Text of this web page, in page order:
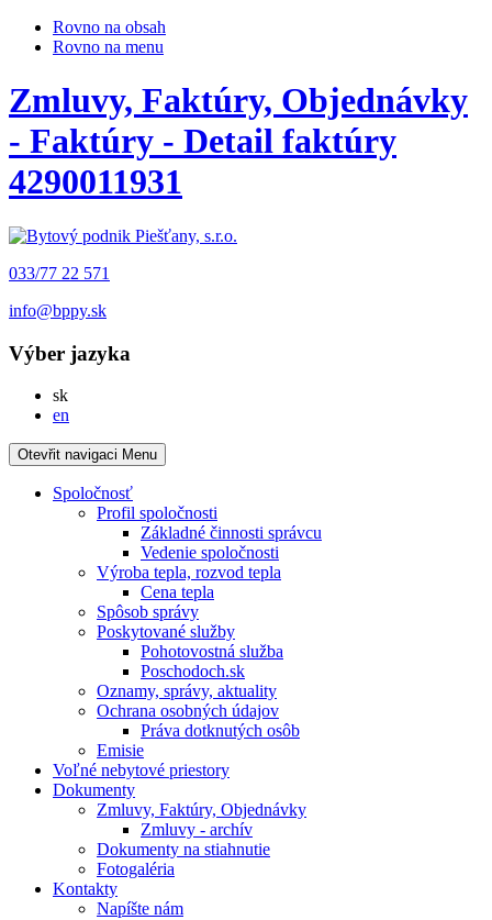
Rovno na obsah
Rovno na menu
Zmluvy, Faktúry, Objednávky
- Faktúry - Detail faktúry
4290011931
033/77 22 571
info@bppy.sk
Výber jazyka
skSlovensky
en
Otevřit navigaci Menu
Spoločnosť
Profil spoločnosti
Základné činnosti správcu
Vedenie spoločnosti
Výroba tepla, rozvod tepla
Cena tepla
Spôsob správy
Poskytované služby
Pohotovostná služba
Poschodoch.sk
Oznamy, správy, aktuality
Ochrana osobných údajov
Práva dotknutých osôb
Emisie
Voľné nebytové priestory
Dokumenty
Zmluvy, Faktúry, Objednávky
Zmluvy - archív
Dokumenty na stiahnutie
Fotogaléria
Kontakty
Napíšte nám